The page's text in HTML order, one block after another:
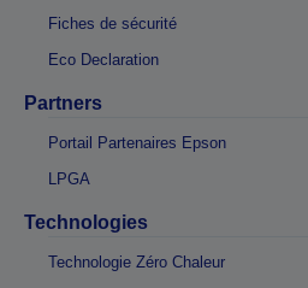
Fiches de sécurité
Eco Declaration
Partners
Portail Partenaires Epson
LPGA
Technologies
Technologie Zéro Chaleur